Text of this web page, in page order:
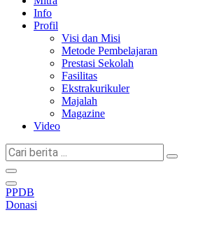
Info
Profil
Visi dan Misi
Metode Pembelajaran
Prestasi Sekolah
Fasilitas
Ekstrakurikuler
Majalah
Magazine
Video
Cari
berita
...
PPDB
Donasi